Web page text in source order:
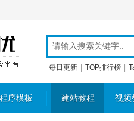
每日更新 TOP排行榜
程序模板 建站教程 视频